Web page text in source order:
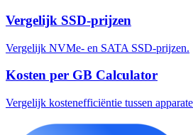
Vergelijk SSD-prijzen
Vergelijk NVMe- en SATA SSD-prijzen.
Kosten per GB Calculator
Vergelijk kostenefficiëntie tussen